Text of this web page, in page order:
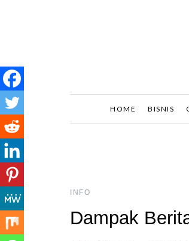
HOME BISNIS
INFO
Dampak